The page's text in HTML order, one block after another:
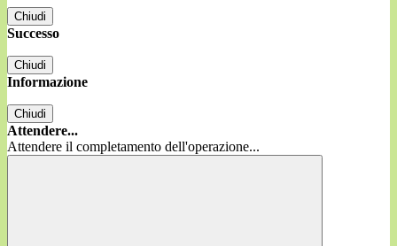
Chiudi
Successo
Chiudi
Informazione
Chiudi
Attendere...
Attendere il completamento dell'operazione...